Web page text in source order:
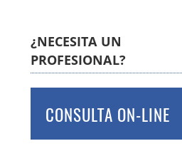
¿NECESITA UN
PROFESIONAL?
CONSULTA ON-LINE